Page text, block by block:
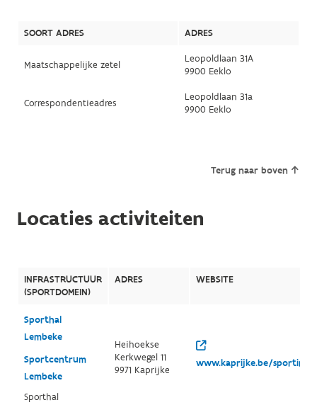
SOORT ADRES ADRES
Maatschappelijke zetel
Leopoldlaan 31A
9900 Eeklo
Correspondentieadres
Leopoldlaan 31a
9900 Eeklo
Terug naar boven
Locaties activiteiten
INFRASTRUCTUUR
(SPORTDOMEIN)
ADRES WEBSITE
Sporthal
Lembeke
Sportcentrum
Lembeke
Sporthal
Heihoekse
Kerkwegel 11
9971 Kaprijke
www.kaprijke.be/